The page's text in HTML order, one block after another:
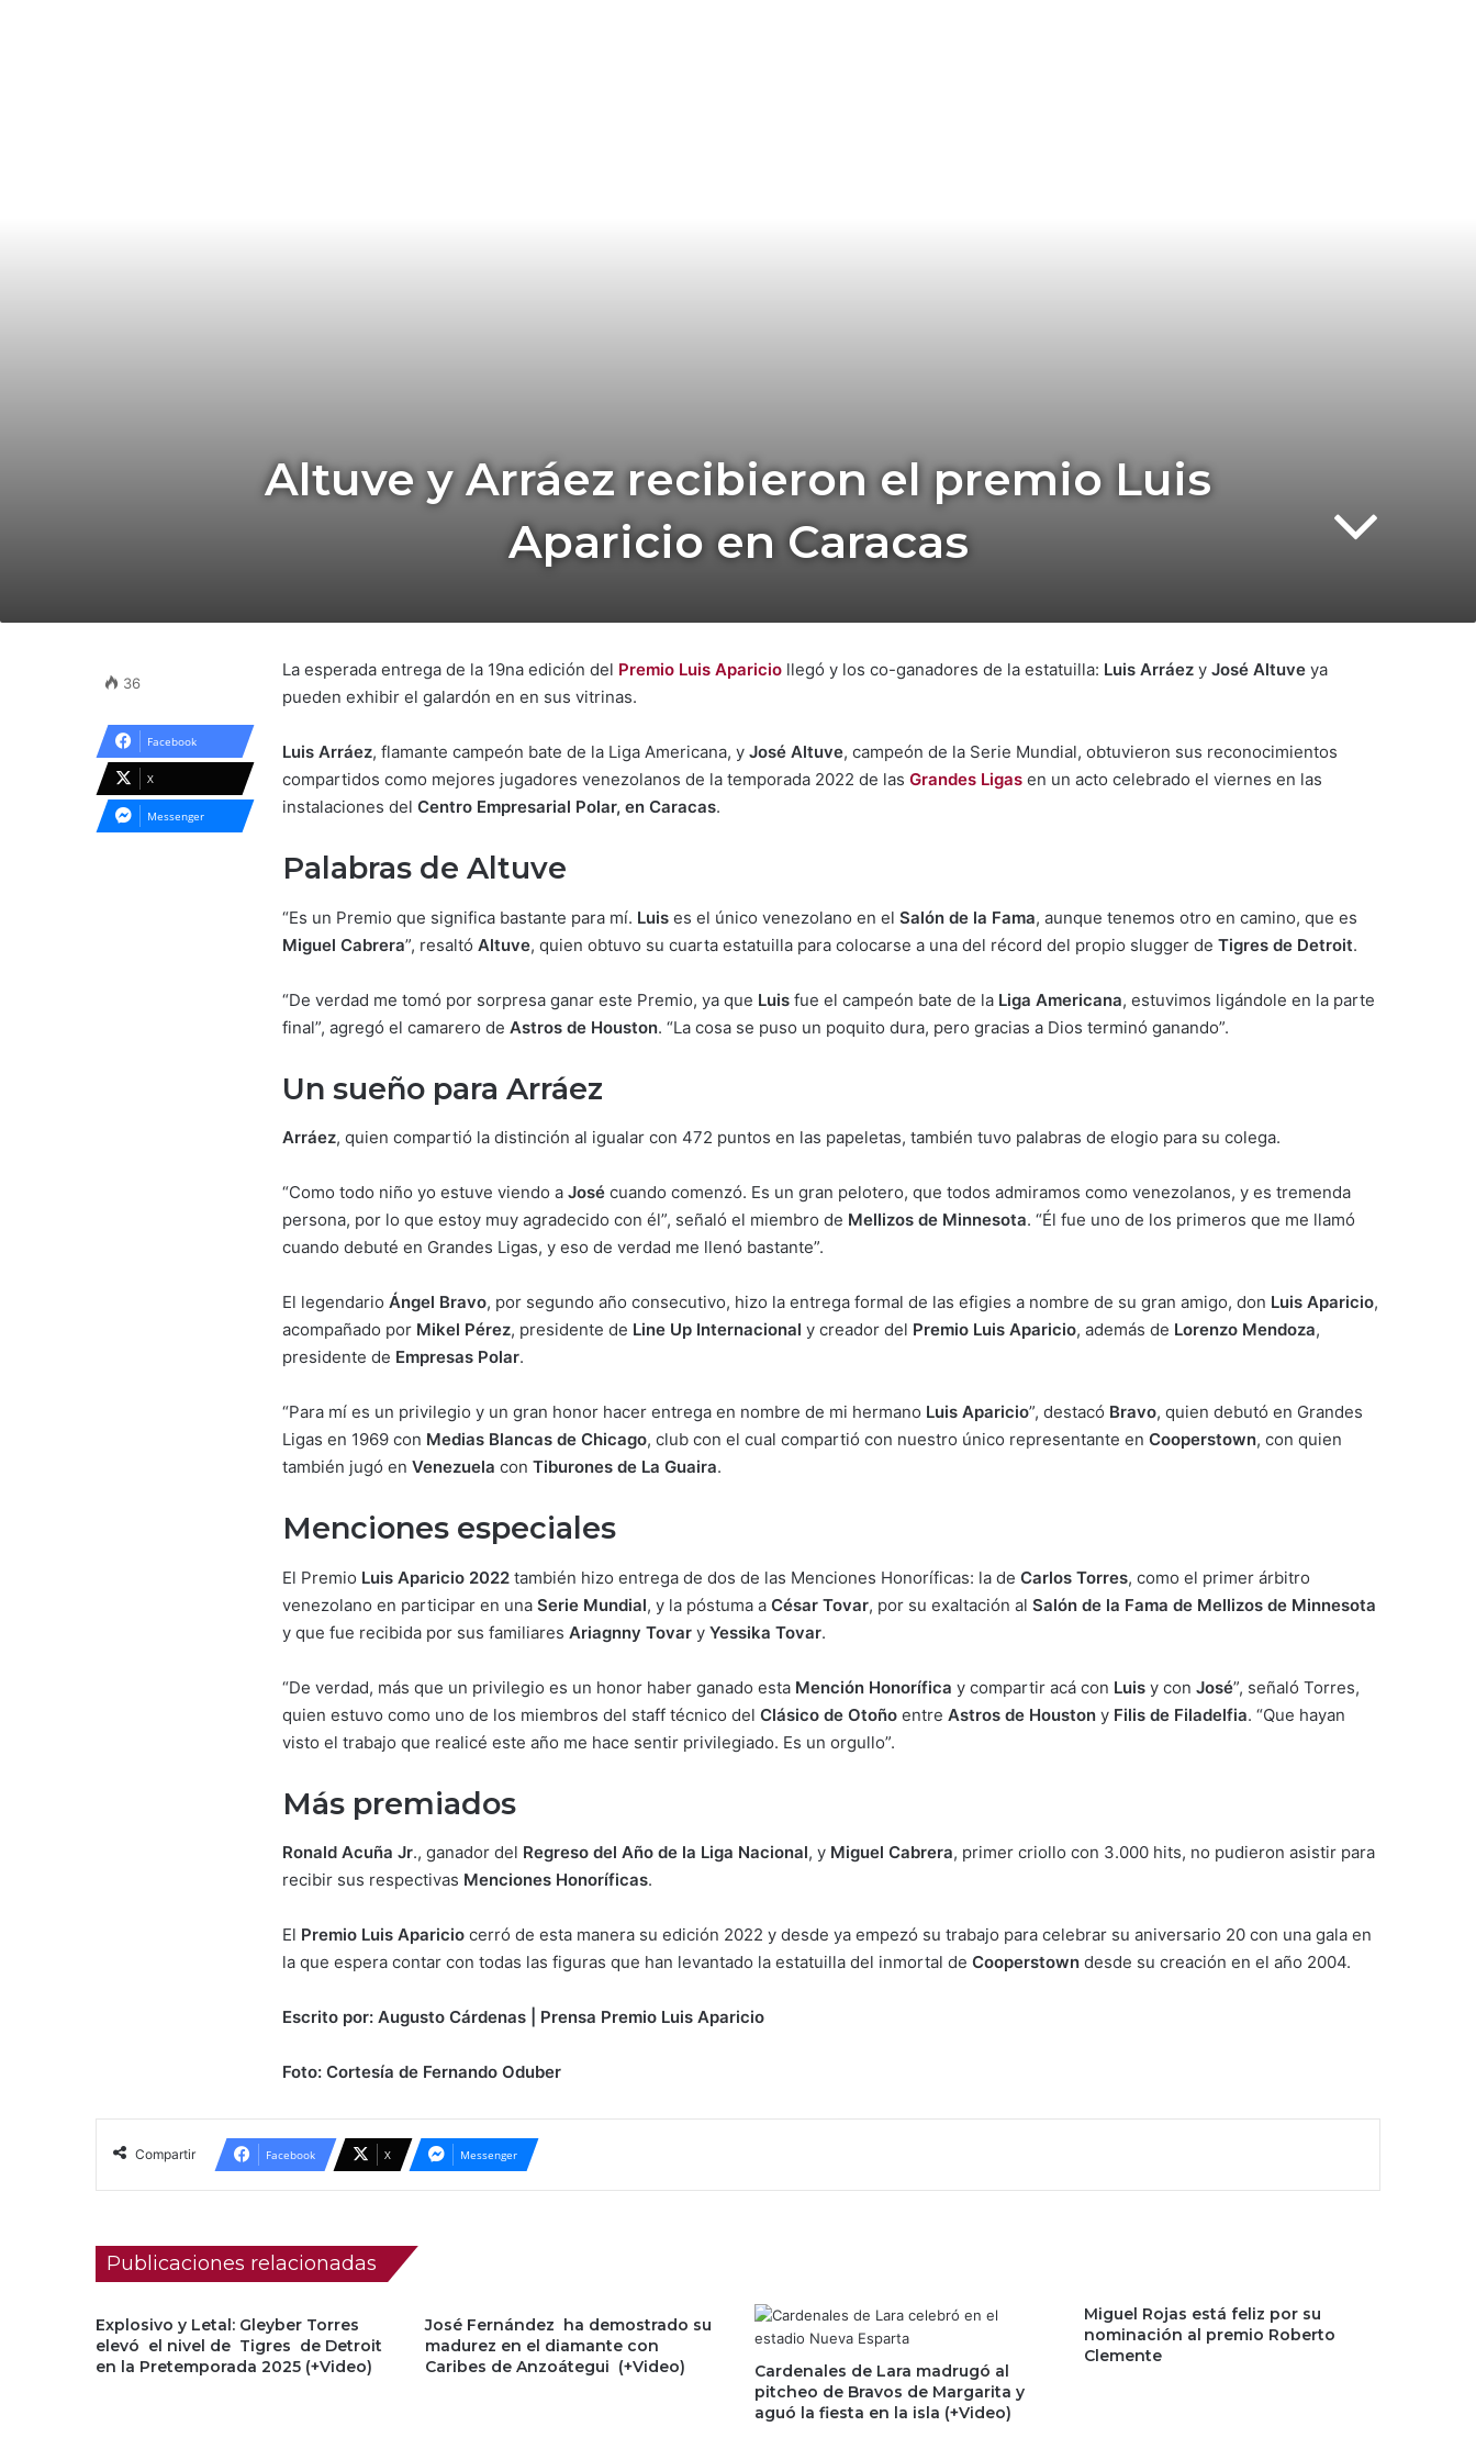
Altuve y Arráez recibieron el premio Luis
Aparicio en Caracas
La esperada entrega de la 19na edición del Premio Luis Aparicio llegó y los co-ganadores de la estatuilla: Luis Arráez y José Altuve ya
pueden exhibir el galardón en en sus vitrinas.
Luis Arráez, flamante campeón bate de la Liga Americana, y José Altuve, campeón de la Serie Mundial, obtuvieron sus reconocimientos
compartidos como mejores jugadores venezolanos de la temporada 2022 de las Grandes Ligas en un acto celebrado el viernes en las
instalaciones del Centro Empresarial Polar, en Caracas.
Palabras de Altuve
“Es un Premio que significa bastante para mí. Luis es el único venezolano en el Salón de la Fama, aunque tenemos otro en camino, que es
Miguel Cabrera”, resaltó Altuve, quien obtuvo su cuarta estatuilla para colocarse a una del récord del propio slugger de Tigres de Detroit.
“De verdad me tomó por sorpresa ganar este Premio, ya que Luis fue el campeón bate de la Liga Americana, estuvimos ligándole en la parte
final”, agregó el camarero de Astros de Houston. “La cosa se puso un poquito dura, pero gracias a Dios terminó ganando”.
Un sueño para Arráez
Arráez, quien compartió la distinción al igualar con 472 puntos en las papeletas, también tuvo palabras de elogio para su colega.
“Como todo niño yo estuve viendo a José cuando comenzó. Es un gran pelotero, que todos admiramos como venezolanos, y es tremenda
persona, por lo que estoy muy agradecido con él”, señaló el miembro de Mellizos de Minnesota. “Él fue uno de los primeros que me llamó
cuando debuté en Grandes Ligas, y eso de verdad me llenó bastante”.
El legendario Ángel Bravo, por segundo año consecutivo, hizo la entrega formal de las efigies a nombre de su gran amigo, don Luis Aparicio,
acompañado por Mikel Pérez, presidente de Line Up Internacional y creador del Premio Luis Aparicio, además de Lorenzo Mendoza,
presidente de Empresas Polar.
“Para mí es un privilegio y un gran honor hacer entrega en nombre de mi hermano Luis Aparicio”, destacó Bravo, quien debutó en Grandes
Ligas en 1969 con Medias Blancas de Chicago, club con el cual compartió con nuestro único representante en Cooperstown, con quien
también jugó en Venezuela con Tiburones de La Guaira.
Menciones especiales
El Premio Luis Aparicio 2022 también hizo entrega de dos de las Menciones Honoríficas: la de Carlos Torres, como el primer árbitro
venezolano en participar en una Serie Mundial, y la póstuma a César Tovar, por su exaltación al Salón de la Fama de Mellizos de Minnesota
y que fue recibida por sus familiares Ariagnny Tovar y Yessika Tovar.
“De verdad, más que un privilegio es un honor haber ganado esta Mención Honorífica y compartir acá con Luis y con José”, señaló Torres,
quien estuvo como uno de los miembros del staff técnico del Clásico de Otoño entre Astros de Houston y Filis de Filadelfia. “Que hayan
visto el trabajo que realicé este año me hace sentir privilegiado. Es un orgullo”.
Más premiados
Ronald Acuña Jr., ganador del Regreso del Año de la Liga Nacional, y Miguel Cabrera, primer criollo con 3.000 hits, no pudieron asistir para
recibir sus respectivas Menciones Honoríficas.
El Premio Luis Aparicio cerró de esta manera su edición 2022 y desde ya empezó su trabajo para celebrar su aniversario 20 con una gala en
la que espera contar con todas las figuras que han levantado la estatuilla del inmortal de Cooperstown desde su creación en el año 2004.
Escrito por: Augusto Cárdenas | Prensa Premio Luis Aparicio
Foto: Cortesía de Fernando Oduber
36
Facebook
X
Messenger
Compartir Facebook X Messenger
Publicaciones relacionadas
Explosivo y Letal: Gleyber Torres
elevó el nivel de Tigres de Detroit
en la Pretemporada 2025 (+Video)
José Fernández ha demostrado su
madurez en el diamante con
Caribes de Anzoátegui (+Video)
Cardenales de Lara madrugó al
pitcheo de Bravos de Margarita y
aguó la fiesta en la isla (+Video)
Miguel Rojas está feliz por su
nominación al premio Roberto
Clemente